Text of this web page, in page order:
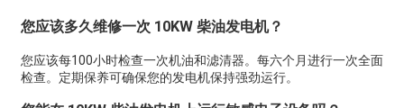
您应该多久维修一次 10KW 柴油发电机？
您应该每100小时检查一次机油和滤清器。每六个月进行一次全面
检查。定期保养可确保您的发电机保持强劲运行。